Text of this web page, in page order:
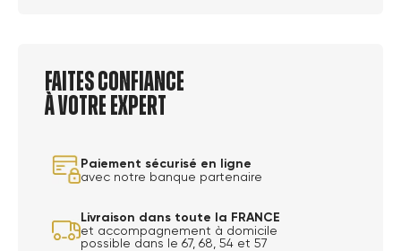
Faites confiance
à votre expert
Paiement sécurisé en ligne
avec notre banque partenaire
Livraison dans toute la FRANCE
et accompagnement à domicile
possible dans le 67, 68, 54 et 57